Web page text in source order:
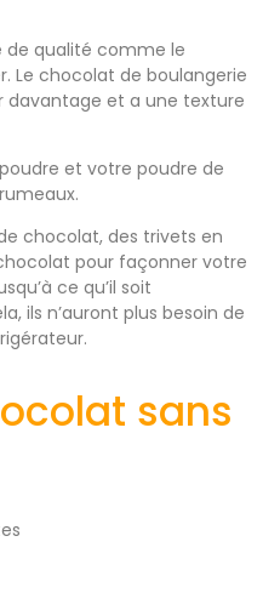
de qualité comme le
Le chocolat de boulangerie
davantage et a une texture
et votre poudre de
chocolat, des trivets en
pour façonner votre
ce qu’il soit
ils n’auront plus besoin de
sans